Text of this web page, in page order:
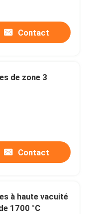
Contact
de zone 3
Contact
à haute vacuité
1700 °C